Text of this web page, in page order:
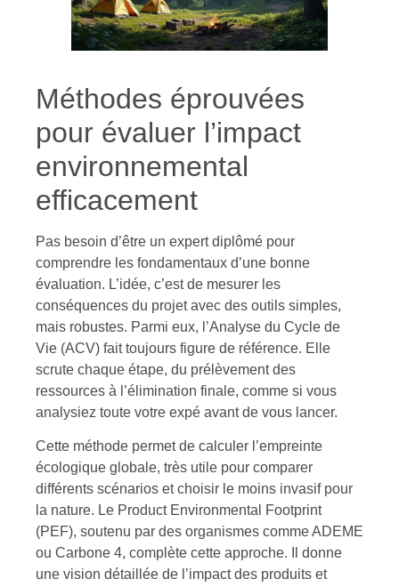
Méthodes éprouvées
pour évaluer l’impact
environnemental
efficacement
Pas besoin d’être un expert diplômé pour
comprendre les fondamentaux d’une bonne
évaluation. L’idée, c’est de mesurer les
conséquences du projet avec des outils simples,
mais robustes. Parmi eux, l’Analyse du Cycle de
Vie (ACV) fait toujours figure de référence. Elle
scrute chaque étape, du prélèvement des
ressources à l’élimination finale, comme si vous
analysiez toute votre expé avant de vous lancer.
Cette méthode permet de calculer l’empreinte
écologique globale, très utile pour comparer
différents scénarios et choisir le moins invasif pour
la nature. Le Product Environmental Footprint
(PEF), soutenu par des organismes comme ADEME
ou Carbone 4, complète cette approche. Il donne
une vision détaillée de l’impact des produits et